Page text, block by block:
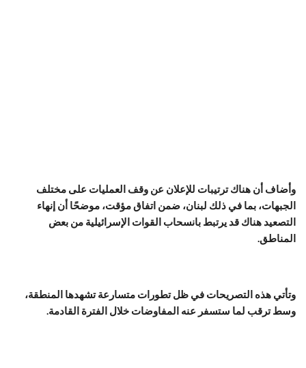
وأضاف أن هناك ترتيبات للإعلان عن وقف العمليات على مختلف
الجبهات، بما في ذلك لبنان، ضمن اتفاق مؤقت، موضحًا أن إنهاء
التصعيد هناك قد يرتبط بانسحاب القوات الإسرائيلية من بعض
المناطق.
وتأتي هذه التصريحات في ظل تطورات متسارعة تشهدها المنطقة،
وسط ترقب لما ستسفر عنه المفاوضات خلال الفترة القادمة.